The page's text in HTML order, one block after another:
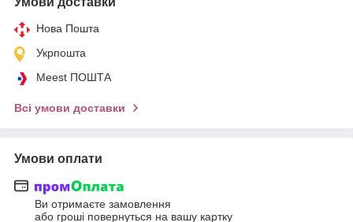
Нова Пошта
Укрпошта
Meest ПОШТА
Всі умови доставки
Умови оплати
Ви отримаєте замовлення
або гроші повернуться на вашу картку